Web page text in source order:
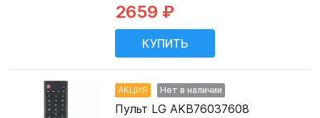
2659 ₽
АКЦИЯ Нет в наличии
Пульт LG AKB76037608